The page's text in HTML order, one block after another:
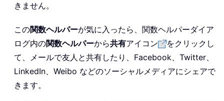
きません。
この関数ヘルパーが気に入ったら、関数ヘルパーダイア
ログ内の関数ヘルパーから共有アイコン
をクリックし
て、メールで友人と共有したり、Facebook、Twitter、
LinkedIn、Weibo などのソーシャルメディアにシェアで
きます。